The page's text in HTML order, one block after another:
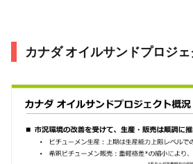
カナダ オイルサンドプロジ